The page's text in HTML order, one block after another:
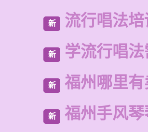
新 流行唱法
新 学流行唱
新 福州哪里
新 福州手风